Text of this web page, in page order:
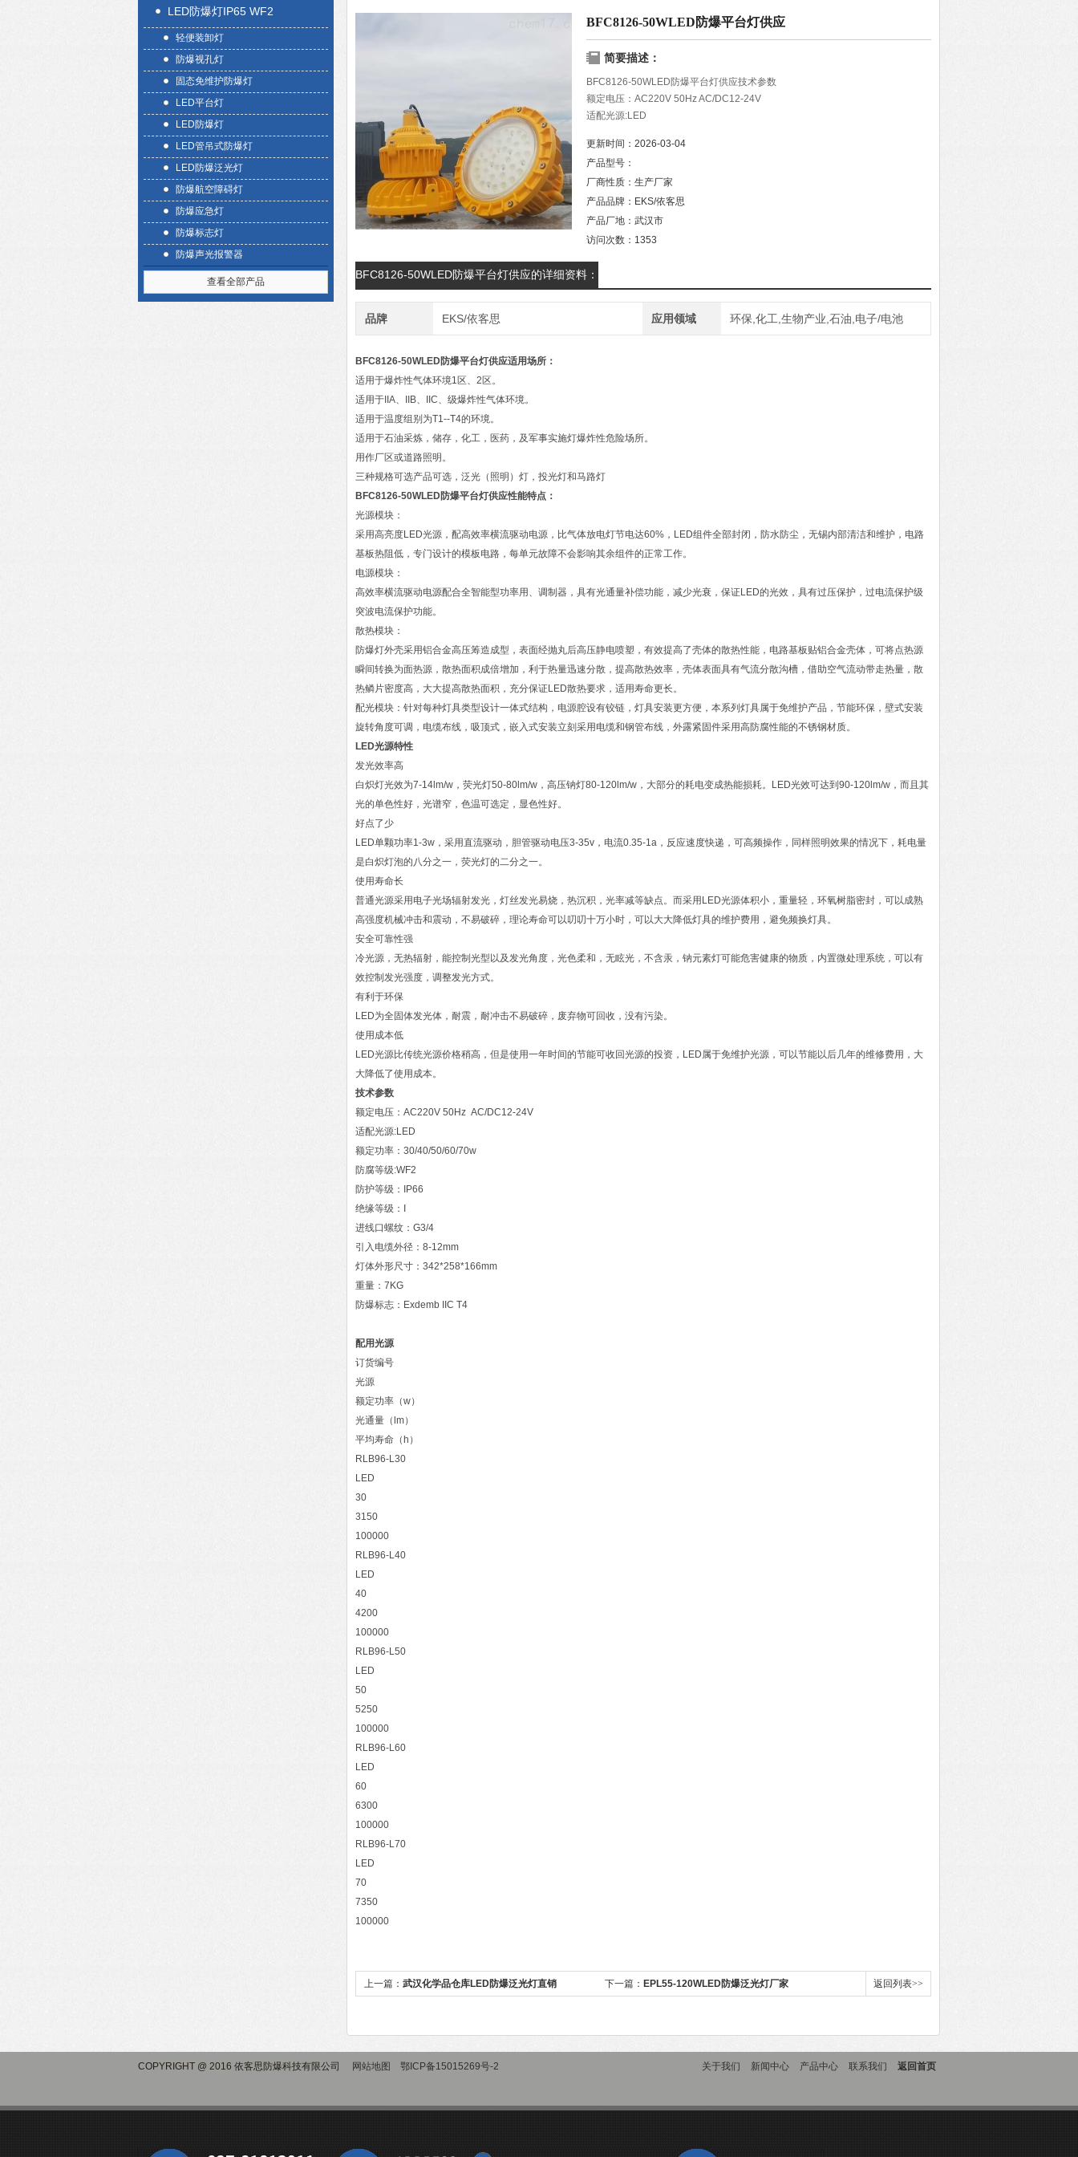
LED防爆灯IP65 WF2
轻便装卸灯
防爆视孔灯
固态免维护防爆灯
LED平台灯
LED防爆灯
LED管吊式防爆灯
LED防爆泛光灯
防爆航空障碍灯
防爆应急灯
防爆标志灯
防爆声光报警器
查看全部产品
BFC8126-50WLED防爆平台灯供应
简要描述：
BFC8126-50WLED防爆平台灯供应技术参数
额定电压：AC220V 50Hz AC/DC12-24V
适配光源:LED
防腐等级:WF2
更新时间： 2026-03-04
产品型号：
厂商性质： 生产厂家
产品品牌： EKS/依客思
产品厂地： 武汉市
访问次数： 1353
BFC8126-50WLED防爆平台灯供应的详细资料：
品牌 EKS/依客思 应用领域 环保,化工,生物产业,石油,电子/电池
BFC8126-50WLED防爆平台灯供应适用场所：
适用于爆炸性气体环境1区、2区。
适用于IIA、IIB、IIC、级爆炸性气体环境。
适用于温度组别为T1--T4的环境。
适用于石油采炼，储存，化工，医药，及军事实施灯爆炸性危险场所。
用作厂区或道路照明。
三种规格可选产品可选，泛光（照明）灯，投光灯和马路灯
BFC8126-50WLED防爆平台灯供应性能特点：
光源模块：
采用高亮度LED光源，配高效率横流驱动电源，比气体放电灯节电达60%，LED组件全部封闭，防水防尘，无锡内部清洁和维护，电路
基板热阻低，专门设计的模板电路，每单元故障不会影响其余组件的正常工作。
电源模块：
高效率横流驱动电源配合全智能型功率用、调制器，具有光通量补偿功能，减少光衰，保证LED的光效，具有过压保护，过电流保护级
突波电流保护功能。
散热模块：
防爆灯外壳采用铝合金高压筹造成型，表面经抛丸后高压静电喷塑，有效提高了壳体的散热性能，电路基板贴铝合金壳体，可将点热源
瞬间转换为面热源，散热面积成倍增加，利于热量迅速分散，提高散热效率，壳体表面具有气流分散沟槽，借助空气流动带走热量，散
热鳞片密度高，大大提高散热面积，充分保证LED散热要求，适用寿命更长。
配光模块：针对每种灯具类型设计一体式结构，电源腔设有铰链，灯具安装更方便，本系列灯具属于免维护产品，节能环保，壁式安装
旋转角度可调，电缆布线，吸顶式，嵌入式安装立刻采用电缆和钢管布线，外露紧固件采用高防腐性能的不锈钢材质。
LED光源特性
发光效率高
白炽灯光效为7-14lm/w，荧光灯50-80lm/w，高压钠灯80-120lm/w，大部分的耗电变成热能损耗。LED光效可达到90-120lm/w，而且其
光的单色性好，光谱窄，色温可选定，显色性好。
好点了少
LED单颗功率1-3w，采用直流驱动，胆管驱动电压3-35v，电流0.35-1a，反应速度快递，可高频操作，同样照明效果的情况下，耗电量
是白炽灯泡的八分之一，荧光灯的二分之一。
使用寿命长
普通光源采用电子光场辐射发光，灯丝发光易烧，热沉积，光率减等缺点。而采用LED光源体积小，重量轻，环氧树脂密封，可以成熟
高强度机械冲击和震动，不易破碎，理论寿命可以叨叨十万小时，可以大大降低灯具的维护费用，避免频换灯具。
安全可靠性强
冷光源，无热辐射，能控制光型以及发光角度，光色柔和，无眩光，不含汞，钠元素灯可能危害健康的物质，内置微处理系统，可以有
效控制发光强度，调整发光方式。
有利于环保
LED为全固体发光体，耐震，耐冲击不易破碎，废弃物可回收，没有污染。
使用成本低
LED光源比传统光源价格稍高，但是使用一年时间的节能可收回光源的投资，LED属于免维护光源，可以节能以后几年的维修费用，大
大降低了使用成本。
技术参数
额定电压：AC220V 50Hz AC/DC12-24V
适配光源:LED
额定功率：30/40/50/60/70w
防腐等级:WF2
防护等级：IP66
绝缘等级：I
进线口螺纹：G3/4
引入电缆外径：8-12mm
灯体外形尺寸：342*258*166mm
重量：7KG
防爆标志：Exdemb IIC T4
配用光源
订货编号
光源
额定功率（w）
光通量（lm）
平均寿命（h）
RLB96-L30
LED
30
3150
100000
RLB96-L40
LED
40
4200
100000
RLB96-L50
LED
50
5250
100000
RLB96-L60
LED
60
6300
100000
RLB96-L70
LED
70
7350
100000
上一篇： 武汉化学品仓库LED防爆泛光灯直销 下一篇： EPL55-120WLED防爆泛光灯厂家 返回列表>>
COPYRIGHT @ 2016 依客思防爆科技有限公司 网站地图 鄂ICP备15015269号-2 关于我们 新闻中心 产品中心 联系我们 返回首页